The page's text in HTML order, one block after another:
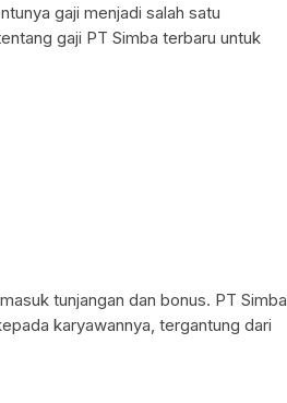
gaji menjadi salah satu
gaji PT Simba terbaru untuk
tunjangan dan bonus. PT Simba
karyawannya, tergantung dari